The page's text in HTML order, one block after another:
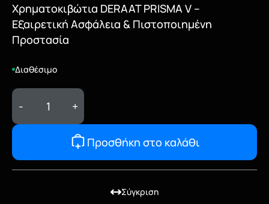
Χρηματοκιβώτια DERAAT PRISMA V –
Εξαιρετική Ασφάλεια & Πιστοποιημένη
Προστασία
Διαθέσιμο
- +
Προσθήκη στο καλάθι
Σύγκριση